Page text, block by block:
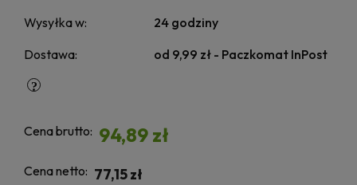
Wysyłka w:
24 godziny
Dostawa:
od 9,99 zł - Paczkomat InPost
Cena brutto: 94,89 zł
Cena netto: 77,15 zł